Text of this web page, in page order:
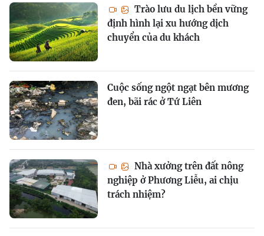
Trào lưu du lịch bền vững
định hình lại xu hướng dịch
chuyển của du khách
Cuộc sống ngột ngạt bên mương
đen, bãi rác ở Tứ Liên
Nhà xưởng trên đất nông
nghiệp ở Phương Liễu, ai chịu
trách nhiệm?